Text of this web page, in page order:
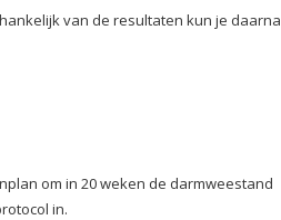
van de resultaten kun je daarna
om in 20 weken de darmweestand
in.